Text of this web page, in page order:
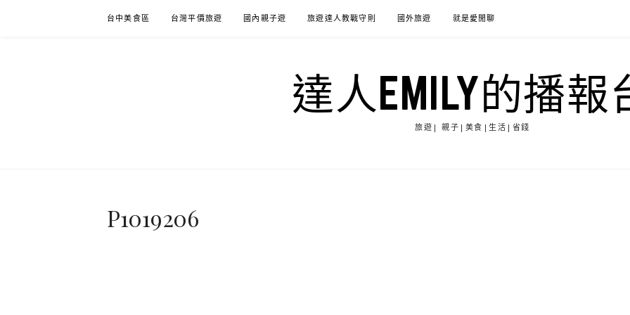
台中美食區 台灣平價旅遊 國內親子遊 旅遊達人教戰守則 國外旅遊 就是愛閒聊
達人EMILY的播報
旅遊| 親子|美食|生活|省錢
P1019206